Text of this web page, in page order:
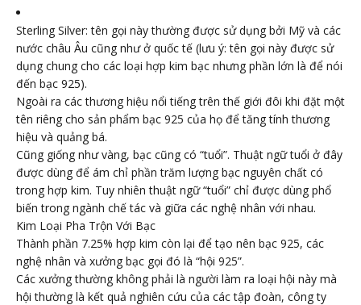
Sterling Silver: tên gọi này thường được sử dụng bởi Mỹ và các
nước châu Âu cũng như ở quốc tế (lưu ý: tên gọi này được sử
dụng chung cho các loại hợp kim bạc nhưng phần lớn là để nói
đến bạc 925).
Ngoài ra các thương hiệu nổi tiếng trên thế giới đôi khi đặt một
tên riêng cho sản phẩm bạc 925 của họ để tăng tính thương
hiệu và quảng bá.
Cũng giống như vàng, bạc cũng có “tuổi”. Thuật ngữ tuổi ở đây
được dùng để ám chỉ phần trăm lượng bạc nguyên chất có
trong hợp kim. Tuy nhiên thuật ngữ “tuổi” chỉ được dùng phổ
biến trong ngành chế tác và giữa các nghệ nhân với nhau.
Kim Loại Pha Trộn Với Bạc
Thành phần 7.25% hợp kim còn lại để tạo nên bạc 925, các
nghệ nhân và xưởng bạc gọi đó là “hội 925”.
Các xưởng thường không phải là người làm ra loại hội này mà
hội thường là kết quả nghiên cứu của các tập đoàn, công ty